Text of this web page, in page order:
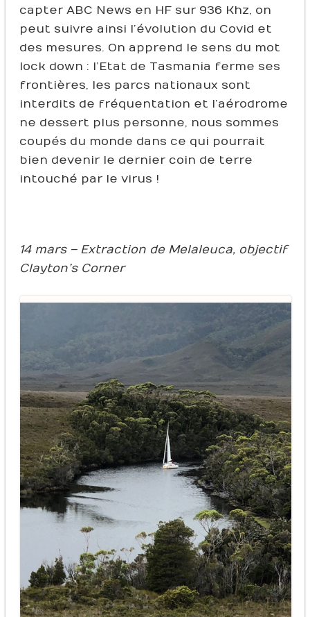
capter ABC News en HF sur 936 Khz, on
peut suivre ainsi l’évolution du Covid et
des mesures. On apprend le sens du mot
lock down : l’Etat de Tasmania ferme ses
frontières, les parcs nationaux sont
interdits de fréquentation et l’aérodrome
ne dessert plus personne, nous sommes
coupés du monde dans ce qui pourrait
bien devenir le dernier coin de terre
intouché par le virus !
14 mars – Extraction de Melaleuca, objectif
Clayton’s Corner